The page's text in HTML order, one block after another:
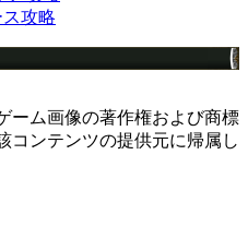
攻略
ーム画像の著作権および商標
コンテンツの提供元に帰属し